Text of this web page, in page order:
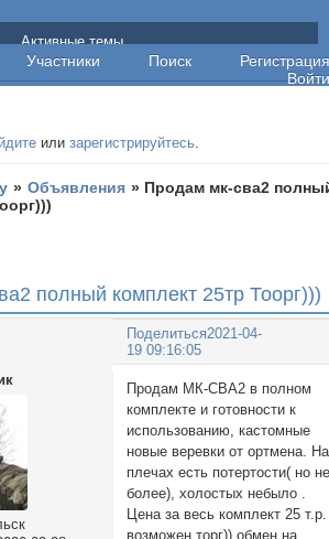
Боухантеры.ру
Участники Поиск
Регистрация
Войти
Активные темы
илизарегистрируйтесь.
» Объявления » Продам мк-сва2
полный комплект 25тр Тоорг)))
Поделиться2021-04-
19 09:16:05
Продам МК-СВА2 в полном
комплекте и готовности к
использованию, кастомные
новые веревки от ортмена. На
плечах есть потертости( но
более), холостых небыло .
Цена за весь комплект 25 т.р.
возможен торг)) обмен на